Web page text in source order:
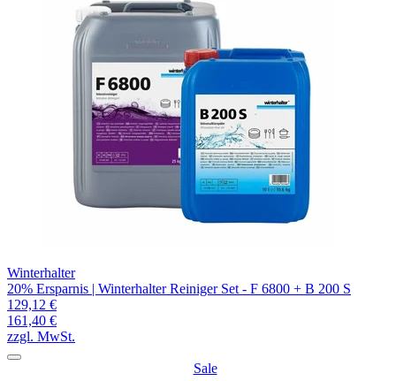
Winterhalter
20% Ersparnis | Winterhalter Reiniger Set - F 6800 + B 200 S
129,12 €
161,40 €
zzgl. MwSt.
Sale